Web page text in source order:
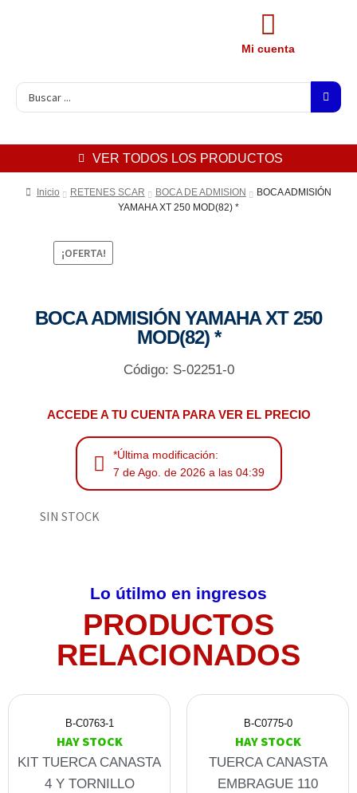
Mi cuenta
VER TODOS LOS PRODUCTOS
Inicio RETENES SCAR BOCA DE ADMISION
BOCA ADMISIÓN
YAMAHA XT 250 MOD(82) *
¡OFERTA!
BOCA ADMISIÓN YAMAHA XT 250
MOD(82) *
Código: S-02251-0
ACCEDE A TU CUENTA PARA VER EL PRECIO
*Última modificación:
7 de Ago. de 2026 a las 04:39
SIN STOCK
Lo útilmo en ingresos
PRODUCTOS
RELACIONADOS
B-C0763-1
HAY STOCK
KIT TUERCA CANASTA
4 Y TORNILLO
B-C0775-0
HAY STOCK
TUERCA CANASTA
EMBRAGUE 110